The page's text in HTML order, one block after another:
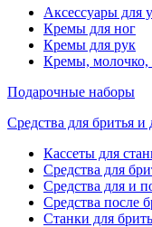
Аксессуары для
Кремы для ног
Кремы для рук
Кремы, молочко,
Подарочные наборы
Средства для бритья и
Кассеты для
Средства для
Средства для и
Средства после
Станки для